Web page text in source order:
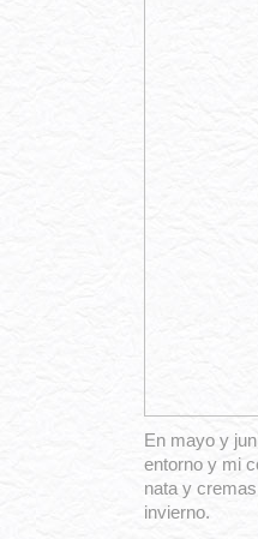
En mayo y
entorno y mi
nata y
invierno.